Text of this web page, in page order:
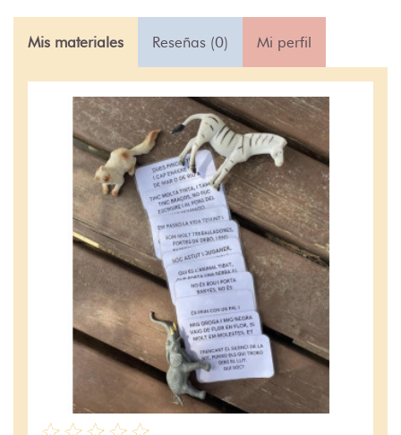
Mis materiales Reseñas (0) Mi perfil